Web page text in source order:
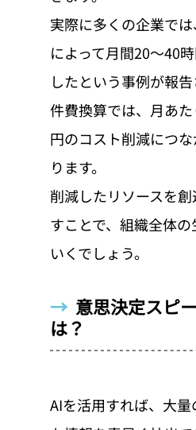
実際に多くの企業で
によって月間20〜40
したという事例が報
件費換算では、月あ
円のコスト削減につ
ります。
削減したリソースを
すことで、組織全体
いくでしょう。
→ 意思決定スピ
は？
AIを活用すれば、大